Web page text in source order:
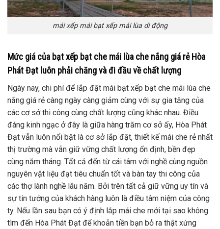
mái xếp mái bạt xếp mái lùa di động
Mức giá của bạt xếp bạt che mái lùa che nắng giá rẻ Hòa
Phát Đạt luôn phải chăng và đi đầu về chất lượng
Ngày nay, chi phí để lắp đặt mái bạt xếp bạt che mái lùa che
nắng giá rẻ càng ngày càng giảm cùng với sự gia tăng của
các cơ sở thi công cùng chất lượng cũng khác nhau. Điều
đáng kinh ngạc ở đây là giữa hàng trăm cơ sở ấy, Hòa Phát
Đạt vẫn luôn nổi bật là cơ sở lắp đặt, thiết kế mái che rẻ nhất
thị trường mà vẫn giữ vững chất lượng ổn định, bền đẹp
cùng năm tháng. Tất cả đến từ cái tâm với nghề cùng nguồn
nguyên vật liệu đạt tiêu chuẩn tốt và bàn tay thi công của
các thợ lành nghề lâu năm. Bởi trên tất cả giữ vững uy tín và
sự tin tưởng của khách hàng luôn là điều tâm niệm của công
ty. Nếu lần sau bạn có ý định lắp mái che mới tại sao không
tìm đến Hòa Phát Đạt để khoản tiền bạn bỏ ra thật xứng